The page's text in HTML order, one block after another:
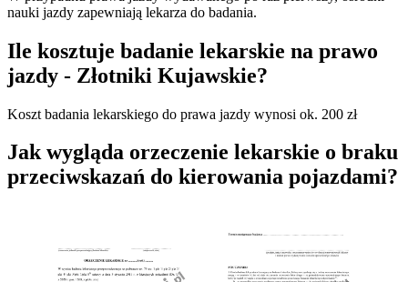
nauki jazdy zapewniają lekarza do badania.
Ile kosztuje badanie lekarskie na prawo
jazdy - Złotniki Kujawskie?
Koszt badania lekarskiego do prawa jazdy wynosi ok. 200 zł
Jak wygląda orzeczenie lekarskie o braku
przeciwskazań do kierowania pojazdami?